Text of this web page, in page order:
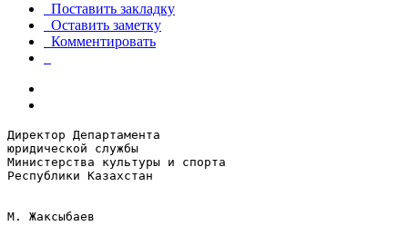
Поставить закладку
Оставить заметку
Комментировать
Директор Департамента
юридической службы
Министерства культуры и спорта
Республики Казахстан
М. Жаксыбаев